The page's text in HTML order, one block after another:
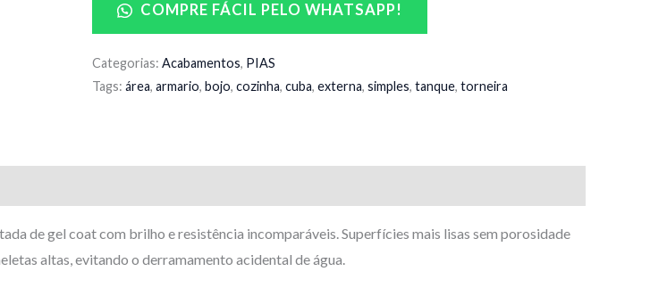
COMPRE FÁCIL PELO WHATSAPP!
Categorias: Acabamentos, PIAS
Tags: área, armario, bojo, cozinha, cuba, externa, simples, tanque, torneira
de gel coat com brilho e resistência incomparáveis. Superfícies mais lisas sem porosidade
altas, evitando o derramamento acidental de água.